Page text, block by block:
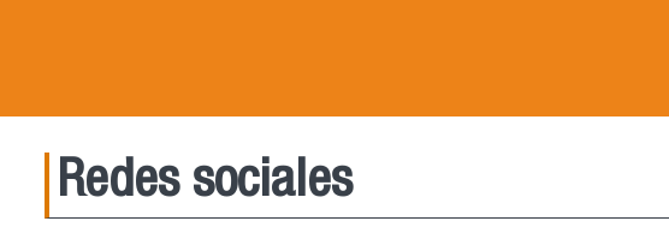
Redes sociales